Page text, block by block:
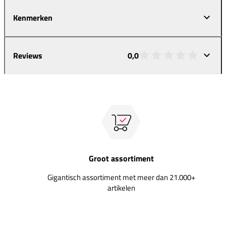
Kenmerken
Reviews 0,0
Groot assortiment
Gigantisch assortiment met meer dan 21.000+
artikelen